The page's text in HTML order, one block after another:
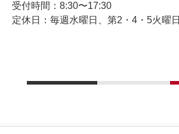
受付時間：8:30〜17:30
定休日：毎週水曜日、第2・4・5火曜日